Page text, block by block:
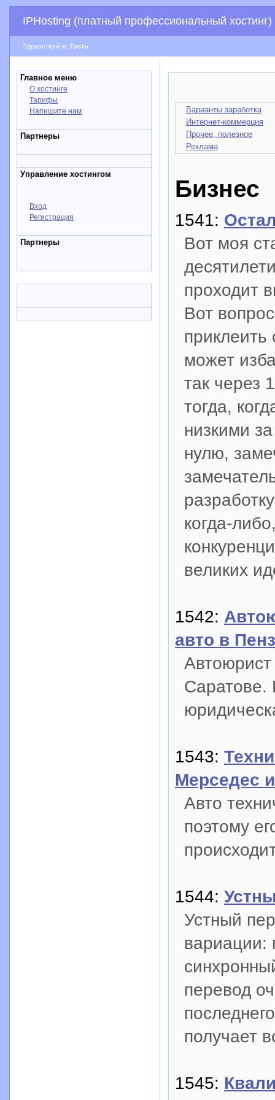
IPHosting (платный профессиональный хостинг)
Здравствуйте, Гость
Главное меню
О хостинге
Тарифы
Напишите нам
Партнеры
Управление хостингом
Вход
Регистрация
Партнеры
Варианты заработка
Интернет-коммерция
Прочее, полезное
Реклама
Бизнес
1541:
Вот моя
проходит
Вот
может
так через
тогда,
низкими
нулю,
когда-
великих
1542:
авто в
Автоюрист
Саратове.
1543:
Мерседес
Авто
поэтому
1544:
Устный
вариации:
перевод
получает
1545: